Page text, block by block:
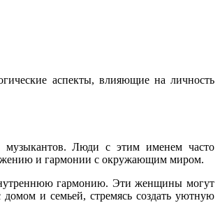
аспекты, влияющие на личность
музыкантов. Люди с этим именем часто
и гармонии с окружающим миром.
гармонию. Эти женщины могут
и семьей, стремясь создать уютную